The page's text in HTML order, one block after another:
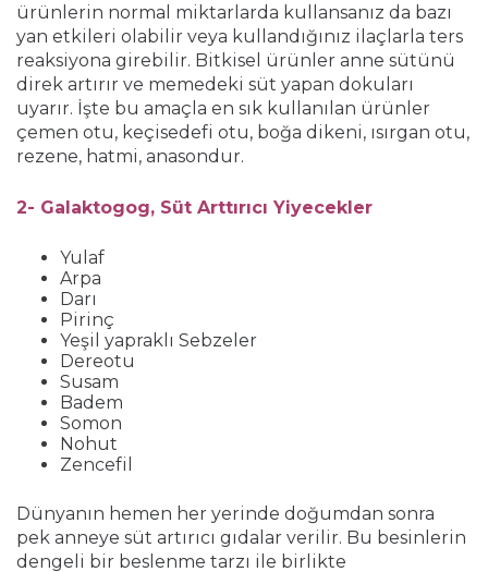
ürünlerin normal miktarlarda kullansanız da bazı
yan etkileri olabilir veya kullandığınız ilaçlarla ters
reaksiyona girebilir. Bitkisel ürünler anne sütünü
direk artırır ve memedeki süt yapan dokuları
uyarır. İşte bu amaçla en sık kullanılan ürünler
çemen otu, keçisedefi otu, boğa dikeni, ısırgan otu,
rezene, hatmi, anasondur.
2- Galaktogog, Süt Arttırıcı Yiyecekler
Yulaf
Arpa
Darı
Pirinç
Yeşil yapraklı Sebzeler
Dereotu
Susam
Badem
Somon
Nohut
Zencefil
Dünyanın hemen her yerinde doğumdan sonra
pek anneye süt artırıcı gıdalar verilir. Bu besinlerin
dengeli bir beslenme tarzı ile birlikte